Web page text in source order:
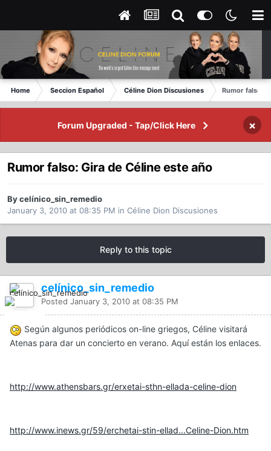
Home Seccion Español Céline Dion Discusiones Rumor falso:
Forum Upgraded - Tap/Click Here ×
Rumor falso: Gira de Céline este año
By celínico_sin_remedio
January 3, 2010 at 08:35 PM in Céline Dion Discusiones
Reply to this topic
celínico_sin_remedio
Posted January 3, 2010 at 08:35 PM
Según algunos periódicos on-line griegos, Céline visitará
Atenas para dar un concierto en verano. Aquí están los enlaces.
http://www.athensbars.gr/erxetai-sthn-ellada-celine-dion
http://www.inews.gr/59/erchetai-stin-ellad...Celine-Dion.htm